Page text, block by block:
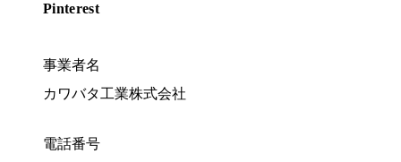
Pinterest
事業者名
カワバタ工業株式会社
電話番号